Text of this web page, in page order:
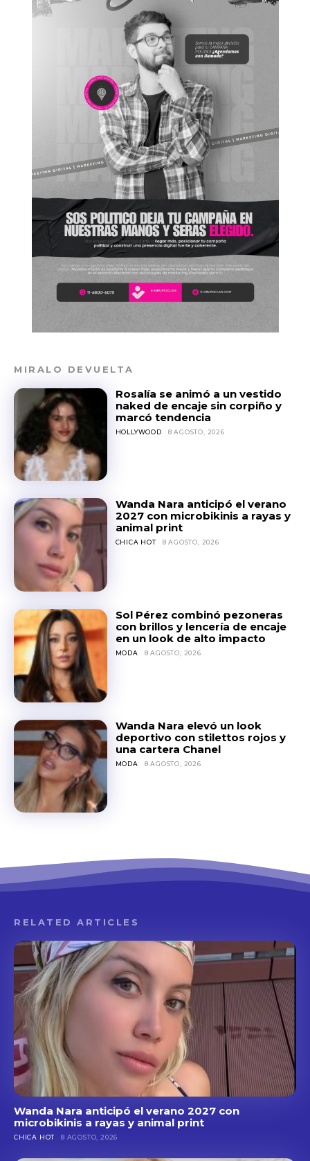
MIRALO DEVUELTA
Rosalía se animó a un vestido
naked de encaje sin corpiño y
marcó tendencia
HOLLYWOOD 8 AGOSTO, 2026
Wanda Nara anticipó el verano
2027 con microbikinis a rayas y
animal print
CHICA HOT 8 AGOSTO, 2026
Sol Pérez combinó pezoneras
con brillos y lencería de encaje
en un look de alto impacto
MODA 8 AGOSTO, 2026
Wanda Nara elevó un look
deportivo con stilettos rojos y
una cartera Chanel
MODA 8 AGOSTO, 2026
RELATED ARTICLES
Wanda Nara anticipó el verano 2027 con
microbikinis a rayas y animal print
CHICA HOT 8 AGOSTO, 2026